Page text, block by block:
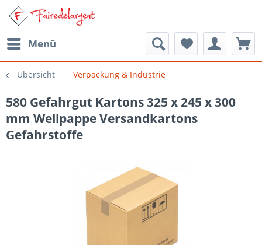
Menü
Übersicht Verpackung & Industrie
580 Gefahrgut Kartons 325 x 245 x 300
mm Wellpappe Versandkartons
Gefahrstoffe